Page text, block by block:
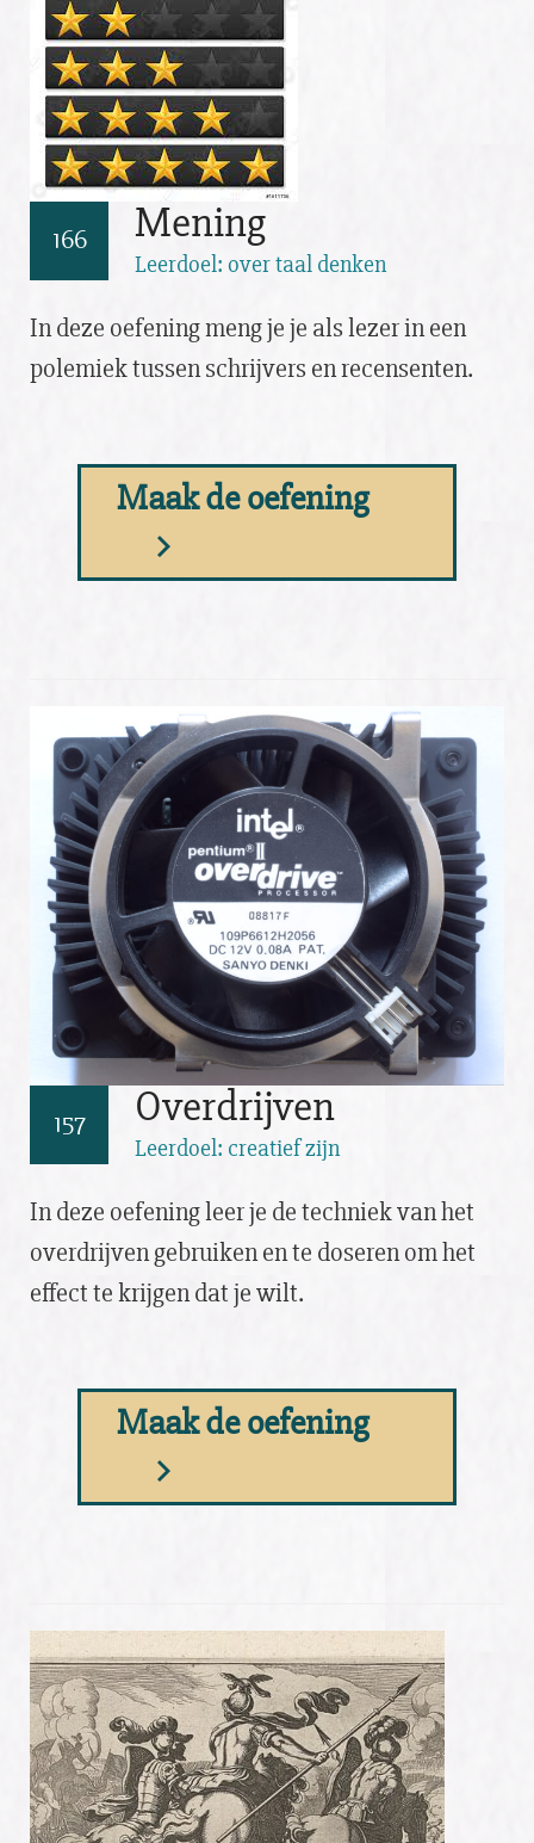
166 Mening
Leerdoel: over taal denken
In deze oefening meng je je als lezer in een
polemiek tussen schrijvers en recensenten.
Maak de oefening
157 Overdrijven
Leerdoel: creatief zijn
In deze oefening leer je de techniek van het
overdrijven gebruiken en te doseren om het
effect te krijgen dat je wilt.
Maak de oefening